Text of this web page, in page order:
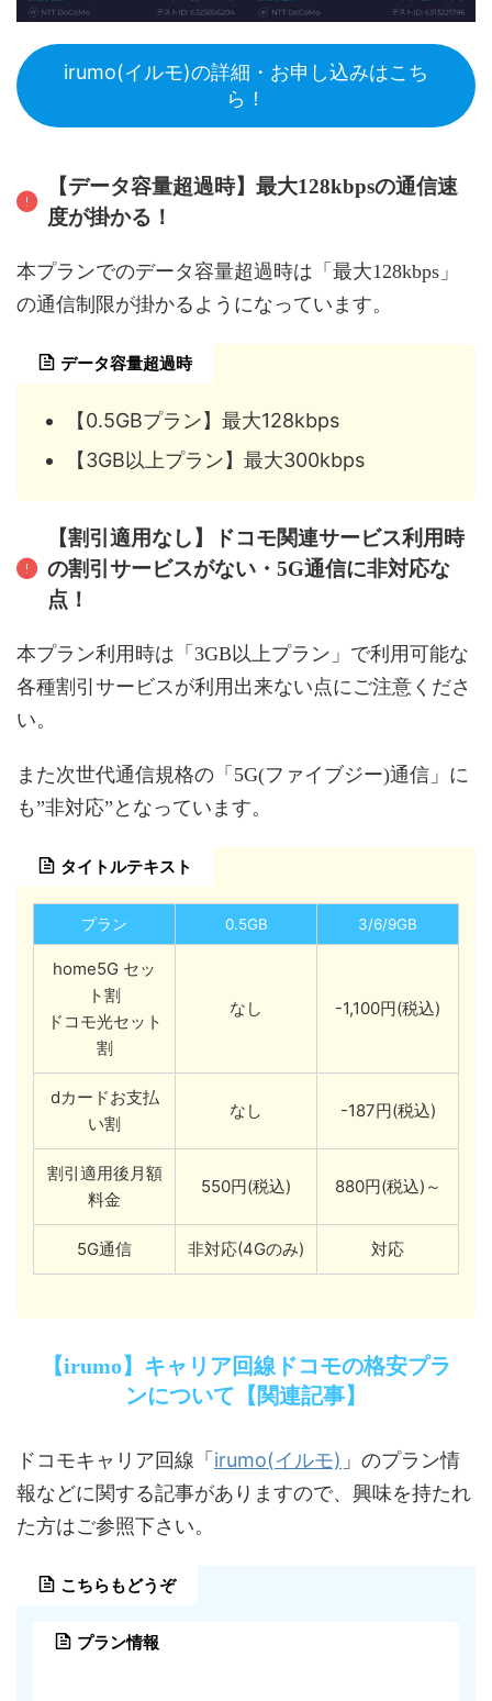
irumo(イルモ)の詳細・お申し込みはこち
ら！
【データ容量超過時】最大128kbpsの通信速
度が掛かる！
本プランでのデータ容量超過時は「最大128kbps」
の通信制限が掛かるようになっています。
データ容量超過時
【0.5GBプラン】最大128kbps
【3GB以上プラン】最大300kbps
【割引適用なし】ドコモ関連サービス利用時
の割引サービスがない・5G通信に非対応な
点！
本プラン利用時は「3GB以上プラン」で利用可能な
各種割引サービスが利用出来ない点にご注意くださ
い。
また次世代通信規格の「5G(ファイブジー)通信」に
も”非対応”となっています。
タイトルテキスト
プラン 0.5GB 3/6/9GB
home5G セッ
ト割
ドコモ光セット
割
なし -1,100円(税込)
dカードお支払
い割
なし -187円(税込)
割引適用後月額
料金
550円(税込) 880円(税込)～
5G通信 非対応(4Gのみ) 対応
【irumo】キャリア回線ドコモの格安プラ
ンについて【関連記事】
ドコモキャリア回線「 irumo(イルモ) 」のプラン情
報などに関する記事がありますので、興味を持たれ
た方はご参照下さい。
こちらもどうぞ
プラン情報